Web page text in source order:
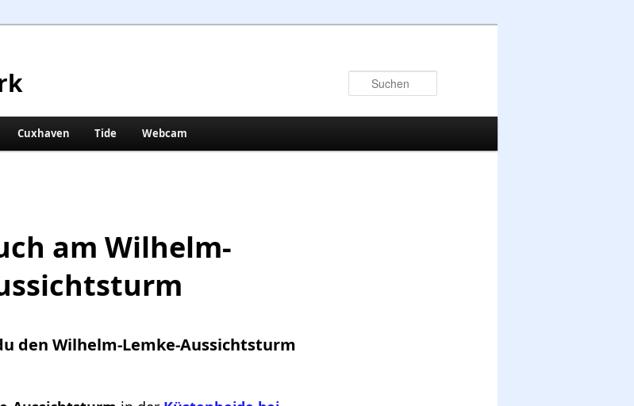
Cuxhaven Tide Webcam
am Wilhelm-
den Wilhelm-Lemke-Aussichtsturm